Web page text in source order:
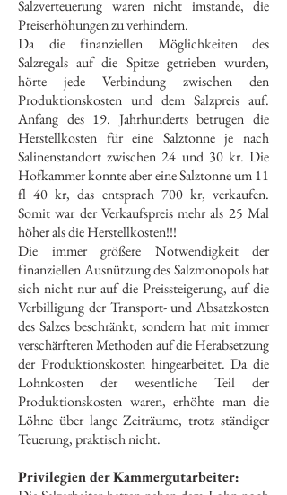
Salzverteuerung waren nicht imstande, die
Preiserhöhungen zu verhindern.
Da die finanziellen Möglichkeiten des
Salzregals auf die Spitze getrieben wurden,
hörte jede Verbindung zwischen den
Produktionskosten und dem Salzpreis auf.
Anfang des 19. Jahrhunderts betrugen die
Herstellkosten für eine Salztonne je nach
Salinenstandort zwischen 24 und 30 kr. Die
Hofkammer konnte aber eine Salztonne um 11
fl 40 kr, das entsprach 700 kr, verkaufen.
Somit war der Verkaufspreis mehr als 25 Mal
höher als die Herstellkosten!!!
Die immer größere Notwendigkeit der
finanziellen Ausnützung des Salzmonopols hat
sich nicht nur auf die Preissteigerung, auf die
Verbilligung der Transport- und Absatzkosten
des Salzes beschränkt, sondern hat mit immer
verschärfteren Methoden auf die Herabsetzung
der Produktionskosten hingearbeitet. Da die
Lohnkosten der wesentliche Teil der
Produktionskosten waren, erhöhte man die
Löhne über lange Zeiträume, trotz ständiger
Teuerung, praktisch nicht.
Privilegien der Kammergutarbeiter: